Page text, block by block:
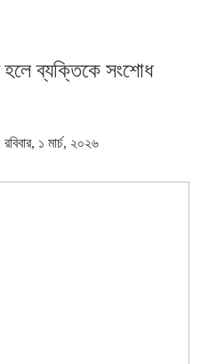
হলে ব্যক্তিকে সংশোধ
১ মার্চ, ২০২৬